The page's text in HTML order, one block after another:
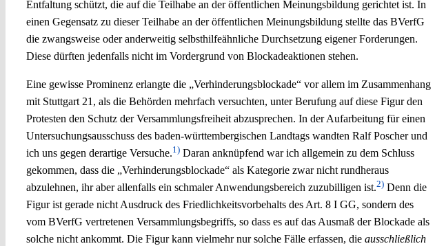
Entfaltung schützt, die auf die Teilhabe an der öffentlichen Meinungsbildung gerichtet ist. In
einen Gegensatz zu dieser Teilhabe an der öffentlichen Meinungsbildung stellte das BVerfG
die zwangsweise oder anderweitig selbsthilfeähnliche Durchsetzung eigener Forderungen.
Diese dürften jedenfalls nicht im Vordergrund von Blockadeaktionen stehen.
Eine gewisse Prominenz erlangte die „Verhinderungsblockade“ vor allem im Zusammenhang
mit Stuttgart 21, als die Behörden mehrfach versuchten, unter Berufung auf diese Figur den
Protesten den Schutz der Versammlungsfreiheit abzusprechen. In der Aufarbeitung für einen
Untersuchungsausschuss des baden-württembergischen Landtags wandten Ralf Poscher und
ich uns gegen derartige Versuche.1)Daran anknüpfend war ich allgemein zu dem Schluss
gekommen, dass die „Verhinderungsblockade“ als Kategorie zwar nicht rundheraus
abzulehnen, ihr aber allenfalls ein schmaler Anwendungsbereich zuzubilligen ist.2)Denn die
Figur ist gerade nicht Ausdruck des Friedlichkeitsvorbehalts des Art. 8 I GG, sondern des
vom BVerfG vertretenen Versammlungsbegriffs, so dass es auf das Ausmaß der Blockade als
solche nicht ankommt. Die Figur kann vielmehr nur solche Fälle erfassen, die ausschließlich